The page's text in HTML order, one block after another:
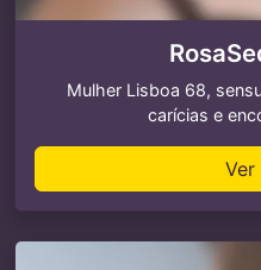
Mulher Lisboa 68,
carícias e